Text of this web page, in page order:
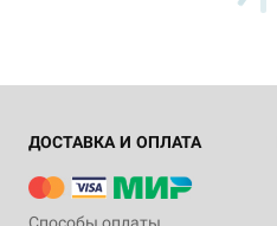
ДОСТАВКА И ОПЛАТА